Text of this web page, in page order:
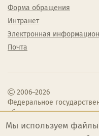
Форма обращения
Интранет
Электронная
Почта
2006–2026
Федеральное
образовательное
образования
институт культуры»
Мы используем